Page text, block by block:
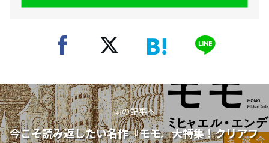
前の記事へ
今こそ読み返したい名作『モモ』大特集！クリアフ